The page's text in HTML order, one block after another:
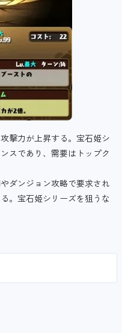
撃力が上昇する。宝石姫シ
スであり、需要はトップク
ダンジョン攻略で要求され
。宝石姫シリーズを狙うな